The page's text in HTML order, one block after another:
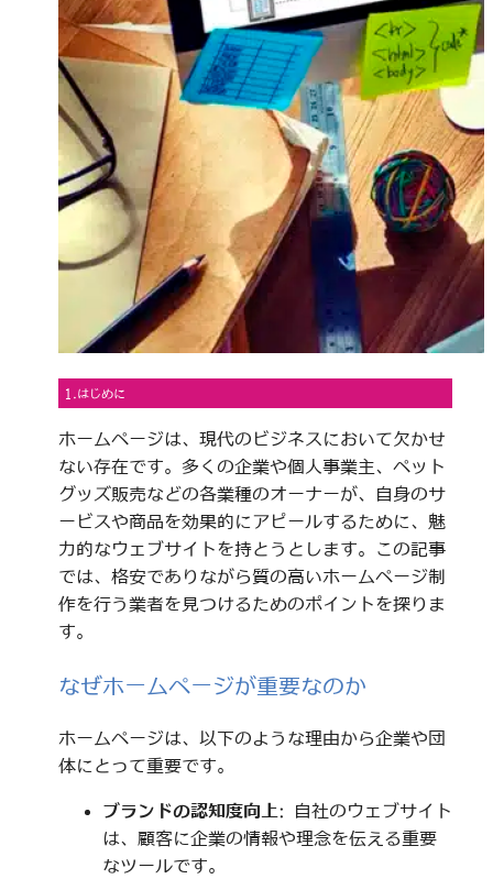
1.はじめに
ホームページは、現代のビジネスにおいて欠かせ
ない存在です。多くの企業や個人事業主、ペット
グッズ販売などの各業種のオーナーが、自身のサ
ービスや商品を効果的にアピールするために、魅
力的なウェブサイトを持とうとします。この記事
では、格安でありながら質の高いホームページ制
作を行う業者を見つけるためのポイントを探りま
す。
なぜホームページが重要なのか
ホームページは、以下のような理由から企業や団
体にとって重要です。
ブランドの認知度向上: 自社のウェブサイト
は、顧客に企業の情報や理念を伝える重要
なツールです。